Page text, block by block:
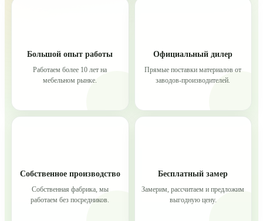
Большой опыт работы
Работаем более 10 лет на
мебельном рынке.
Официальный дилер
Прямые поставки материалов от
заводов-производителей.
Собственное производство
Собственная фабрика, мы
работаем без посредников.
Бесплатный замер
Замерим, рассчитаем и предложим
выгодную цену.